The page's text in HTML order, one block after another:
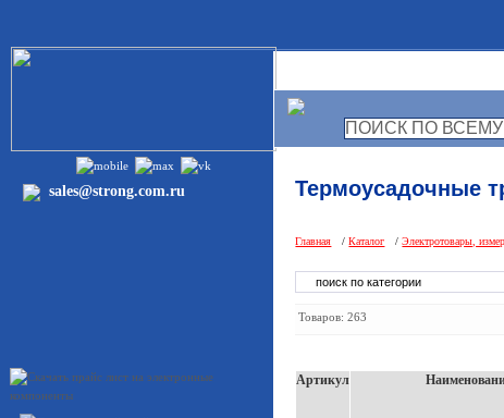
sales@strong.com.ru Термоусадочные
Главная /Каталог /Электротовары,
Товаров: 263
Артикул